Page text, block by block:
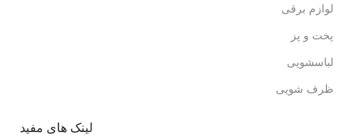
لوازم برقی
پخت و پز
لباسشویی
ظرف شویی
لینک های مفید